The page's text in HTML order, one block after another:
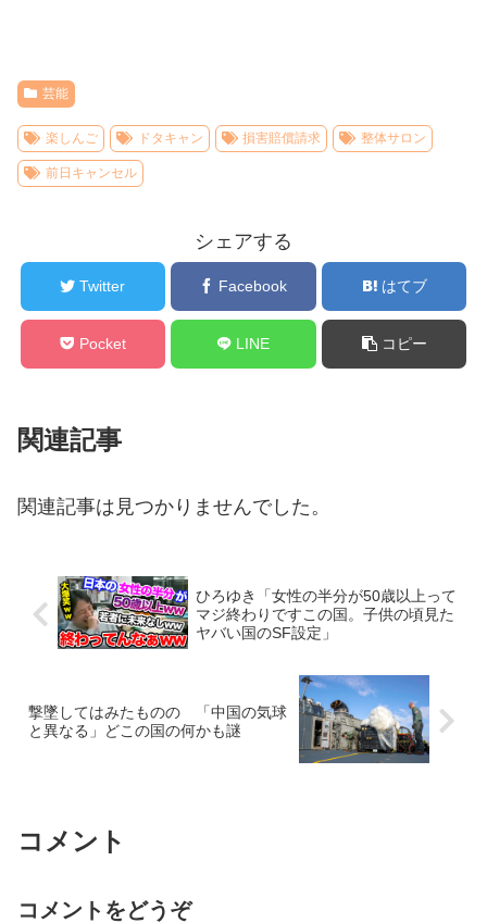
芸能
楽しんご ドタキャン 損害賠償請求 整体サロン
前日キャンセル
シェアする
Twitter Facebook はてブ
Pocket LINE コピー
関連記事
関連記事は見つかりませんでした。
ひろゆき「女性の半分が50歳以上って
マジ終わりですこの国。子供の頃見た
ヤバい国のSF設定」
撃墜してはみたものの 「中国の気球
と異なる」どこの国の何かも謎
コメント
コメントをどうぞ